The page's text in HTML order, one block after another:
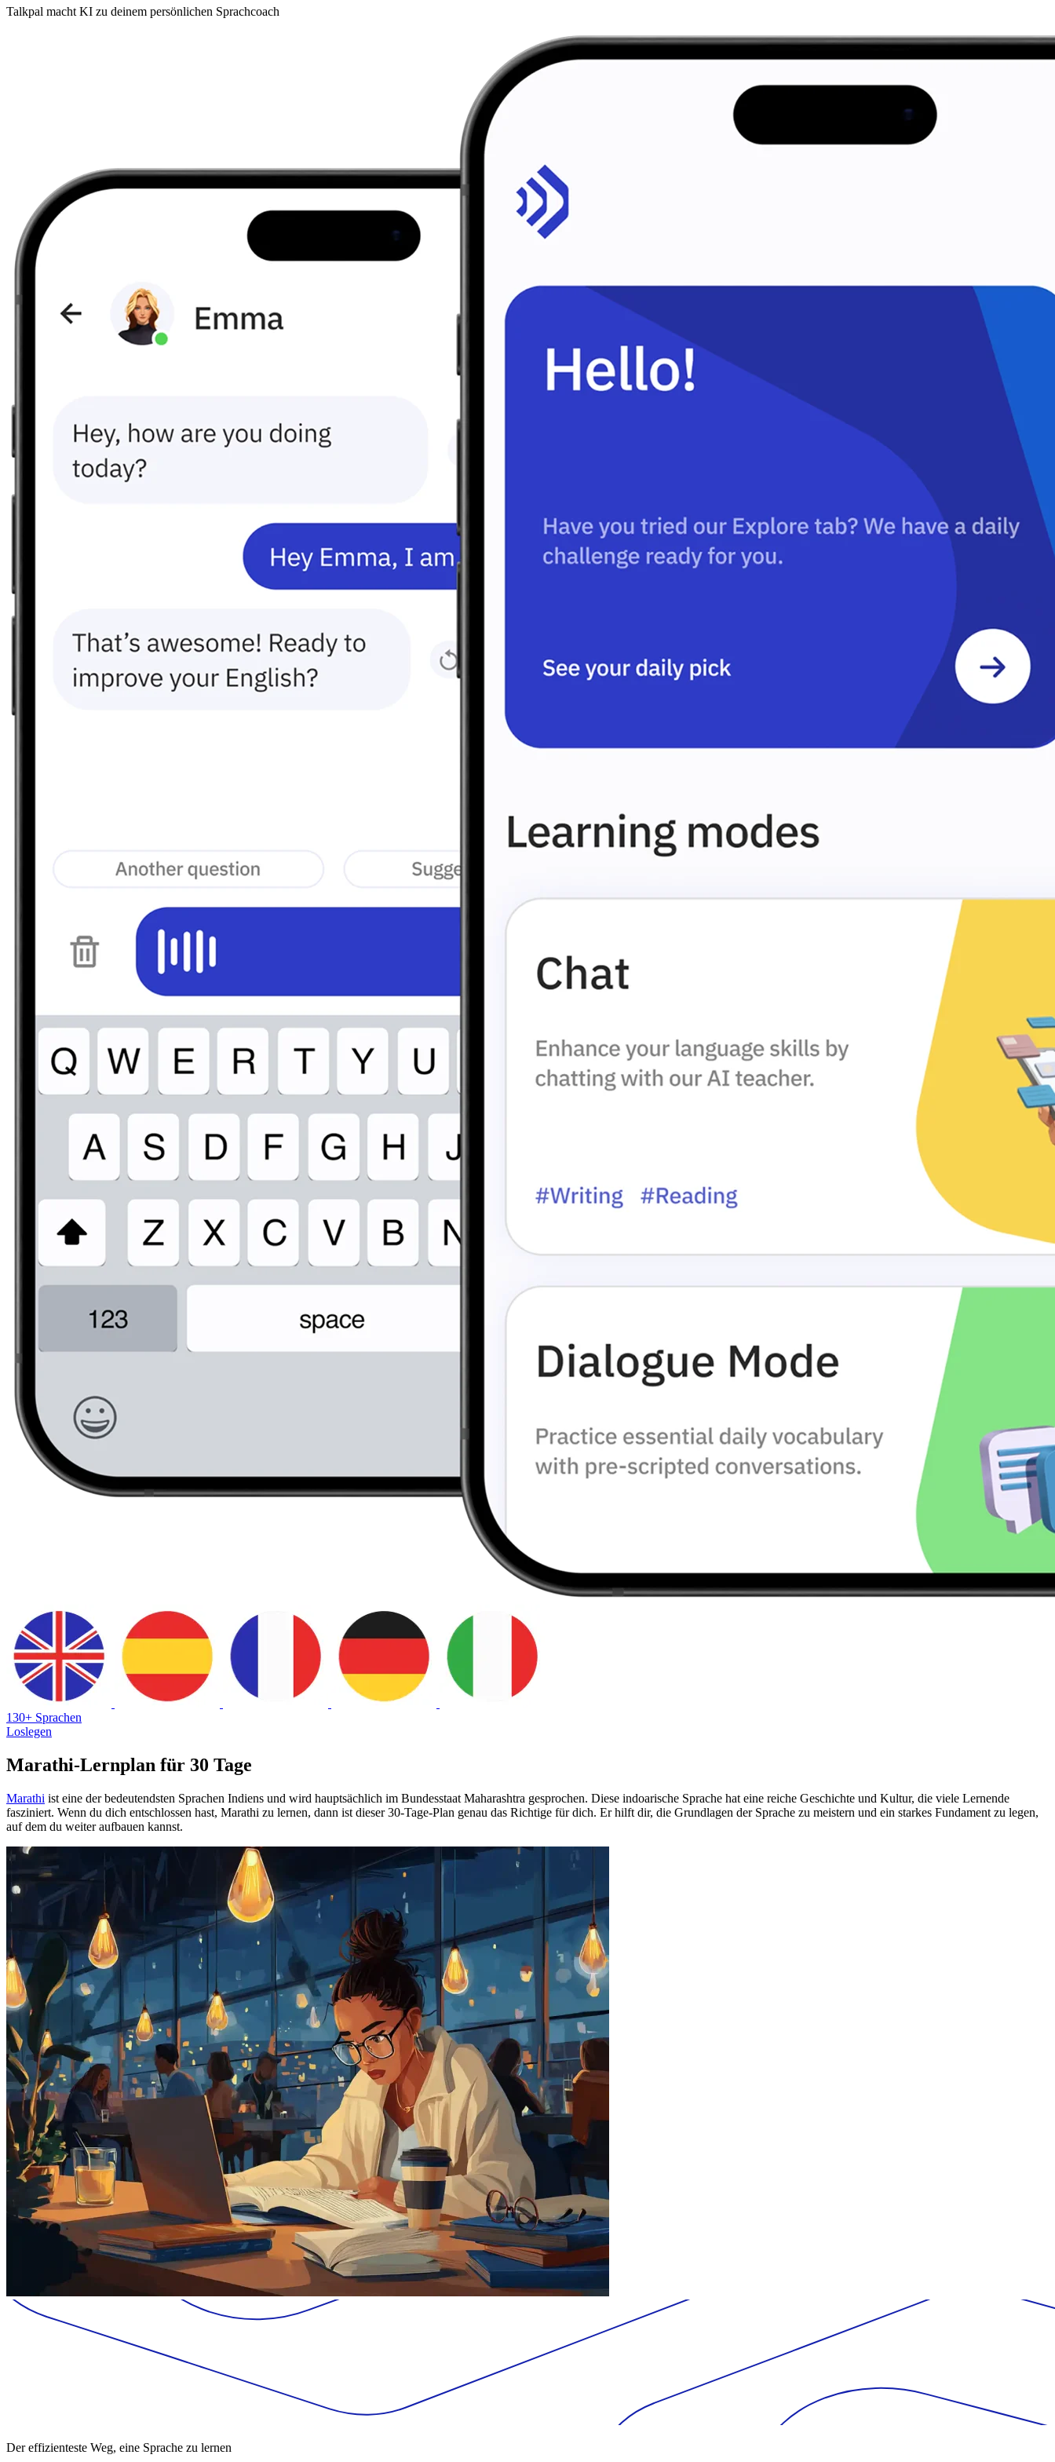
Talkpal macht KI zu deinem persönlichen Sprachcoach
130+ Sprachen
Loslegen
Marathi-Lernplan für 30 Tage
Marathi ist eine der bedeutendsten Sprachen Indiens und wird hauptsächlich im Bundesstaat Maharashtra gesprochen. Diese indoarische Sprache hat eine reiche Geschichte und Kultur, die viele Lernende
fasziniert. Wenn du dich entschlossen hast, Marathi zu lernen, dann ist dieser 30-Tage-Plan genau das Richtige für dich. Er hilft dir, die Grundlagen der Sprache zu meistern und ein starkes Fundament zu legen,
auf dem du weiter aufbauen kannst.
Der effizienteste Weg, eine Sprache zu lernen